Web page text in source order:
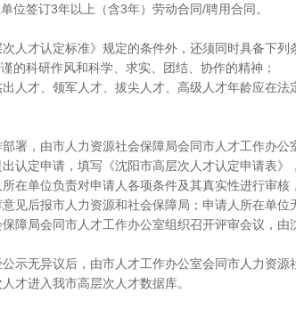
签订3年以上（含3年）劳动合同/聘用合同。
才认定标准》规定的条件外，还须同时具备下列
科研作风和科学、求实、团结、协作的精神；
才、领军人才、拔尖人才、高级人才年龄应在法
，由市人力资源社会保障局会同市人才工作办公
定申请，填写《沈阳市高层次人才认定申请表》
单位负责对申请人各项条件及其真实性进行审核
见后报市人力资源和社会保障局；申请人所在单位
局会同市人才工作办公室组织召开评审会议，由
无异议后，由市人才工作办公室会同市人力资源
进入我市高层次人才数据库。